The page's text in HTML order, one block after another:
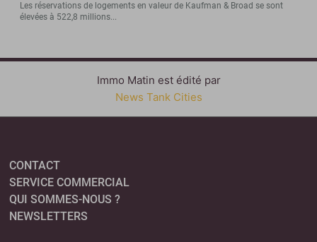
Les réservations de logements en valeur de Kaufman & Broad se sont
élevées à 522,8 millions...
Immo Matin est édité par
News Tank Cities
CONTACT
SERVICE COMMERCIAL
QUI SOMMES-NOUS ?
NEWSLETTERS